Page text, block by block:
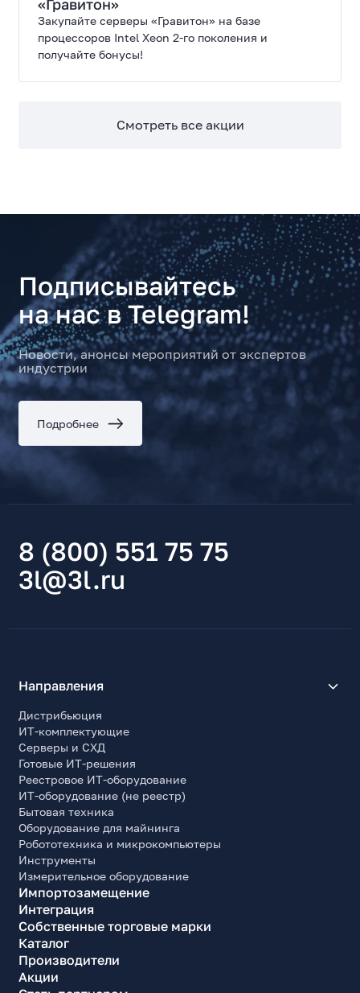
«Гравитон»
Закупайте серверы «Гравитон» на базе
процессоров Intel Xeon 2-го поколения и
получайте бонусы!
Смотреть все акции
Подписывайтесь
на нас в Telegram!
Новости, анонсы мероприятий от экспертов
индустрии
Подробнее
8 (800) 551 75 75
3l@3l.ru
Направления
Дистрибьюция
ИТ-комплектующие
Серверы и СХД
Готовые ИТ-решения
Реестровое ИТ-оборудование
ИТ-оборудование (не реестр)
Бытовая техника
Оборудование для майнинга
Робототехника и микрокомпьютеры
Инструменты
Измерительное оборудование
Импортозамещение
Интеграция
Собственные торговые марки
Каталог
Производители
Акции